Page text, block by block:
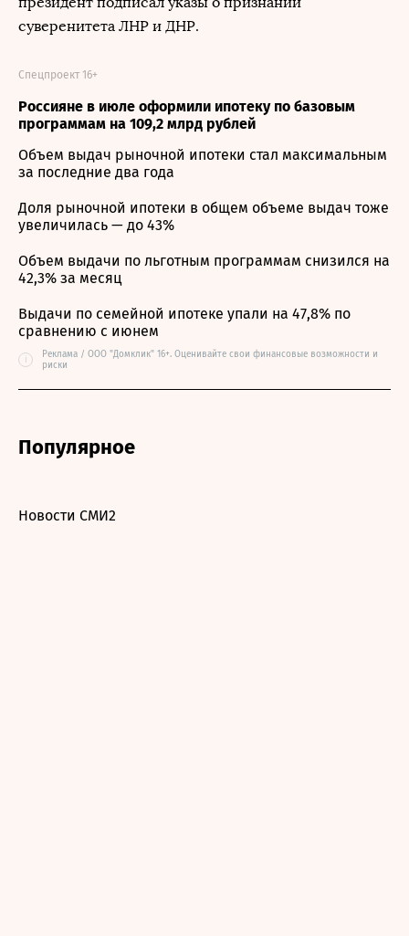
суверенитета ЛНР и ДНР.
Россияне в июле оформили ипотеку по базовым
программам на 109,2 млрд рублей
Спецпроект 16+
Объем выдач рыночной ипотеки стал максимальным
за последние два года
Доля рыночной ипотеки в общем объеме выдач тоже
увеличилась — до 43%
Объем выдачи по льготным программам снизился на
42,3% за месяц
Выдачи по семейной ипотеке упали на 47,8% по
сравнению с июнем
i
Реклама / ООО "Домклик" 16+. Оценивайте свои финансовые возможности и
риски
Популярное
Новости СМИ2